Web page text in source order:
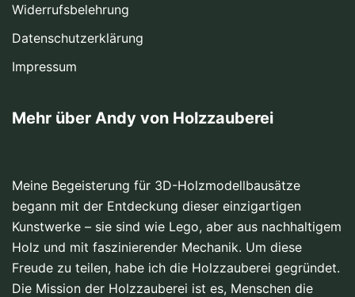
Widerrufsbelehrung
Datenschutzerklärung
Impressum
Mehr über Andy von Holzzauberei
Meine Begeisterung für 3D-Holzmodellbausätze
begann mit der Entdeckung dieser einzigartigen
Kunstwerke – sie sind wie Lego, aber aus nachhaltigem
Holz und mit faszinierender Mechanik. Um diese
Freude zu teilen, habe ich die Holzzauberei gegründet.
Die Mission der Holzzauberei ist es, Menschen die